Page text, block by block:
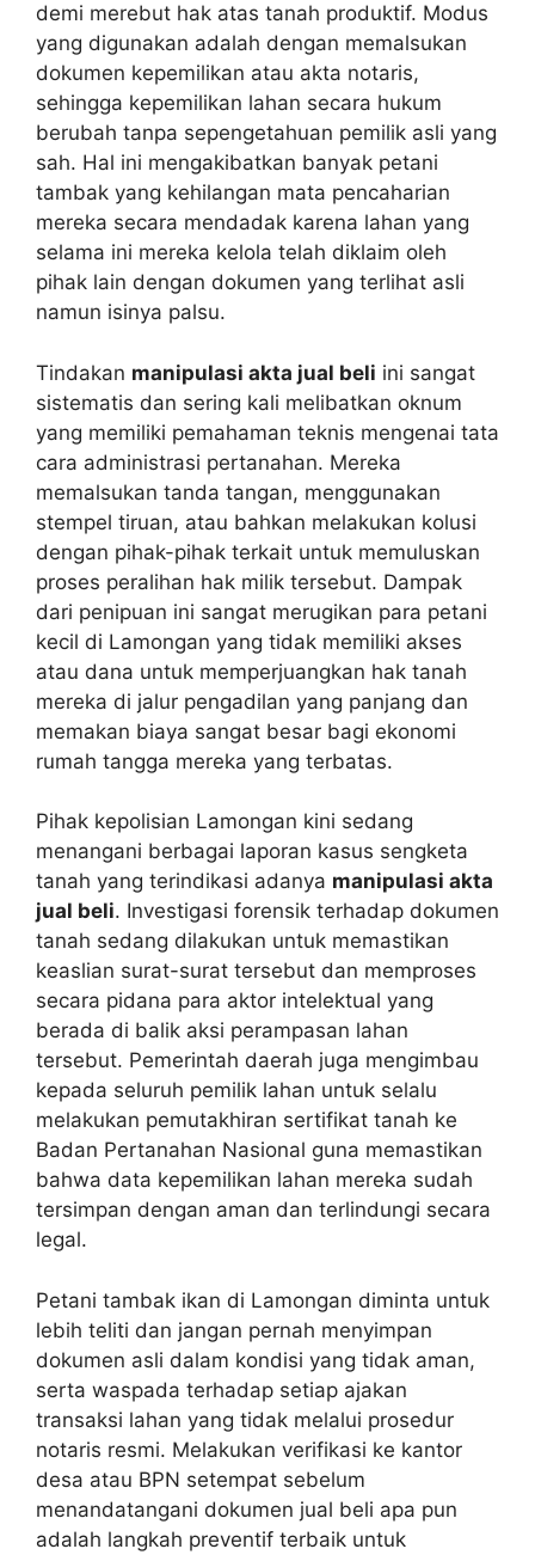
demi merebut hak atas tanah produktif. Modus
yang digunakan adalah dengan memalsukan
dokumen kepemilikan atau akta notaris,
sehingga kepemilikan lahan secara hukum
berubah tanpa sepengetahuan pemilik asli yang
sah. Hal ini mengakibatkan banyak petani
tambak yang kehilangan mata pencaharian
mereka secara mendadak karena lahan yang
selama ini mereka kelola telah diklaim oleh
pihak lain dengan dokumen yang terlihat asli
namun isinya palsu.
Tindakan manipulasi akta jual beli ini sangat
sistematis dan sering kali melibatkan oknum
yang memiliki pemahaman teknis mengenai tata
cara administrasi pertanahan. Mereka
memalsukan tanda tangan, menggunakan
stempel tiruan, atau bahkan melakukan kolusi
dengan pihak-pihak terkait untuk memuluskan
proses peralihan hak milik tersebut. Dampak
dari penipuan ini sangat merugikan para petani
kecil di Lamongan yang tidak memiliki akses
atau dana untuk memperjuangkan hak tanah
mereka di jalur pengadilan yang panjang dan
memakan biaya sangat besar bagi ekonomi
rumah tangga mereka yang terbatas.
Pihak kepolisian Lamongan kini sedang
menangani berbagai laporan kasus sengketa
tanah yang terindikasi adanya manipulasi akta
jual beli. Investigasi forensik terhadap dokumen
tanah sedang dilakukan untuk memastikan
keaslian surat-surat tersebut dan memproses
secara pidana para aktor intelektual yang
berada di balik aksi perampasan lahan
tersebut. Pemerintah daerah juga mengimbau
kepada seluruh pemilik lahan untuk selalu
melakukan pemutakhiran sertifikat tanah ke
Badan Pertanahan Nasional guna memastikan
bahwa data kepemilikan lahan mereka sudah
tersimpan dengan aman dan terlindungi secara
legal.
Petani tambak ikan di Lamongan diminta untuk
lebih teliti dan jangan pernah menyimpan
dokumen asli dalam kondisi yang tidak aman,
serta waspada terhadap setiap ajakan
transaksi lahan yang tidak melalui prosedur
notaris resmi. Melakukan verifikasi ke kantor
desa atau BPN setempat sebelum
menandatangani dokumen jual beli apa pun
adalah langkah preventif terbaik untuk